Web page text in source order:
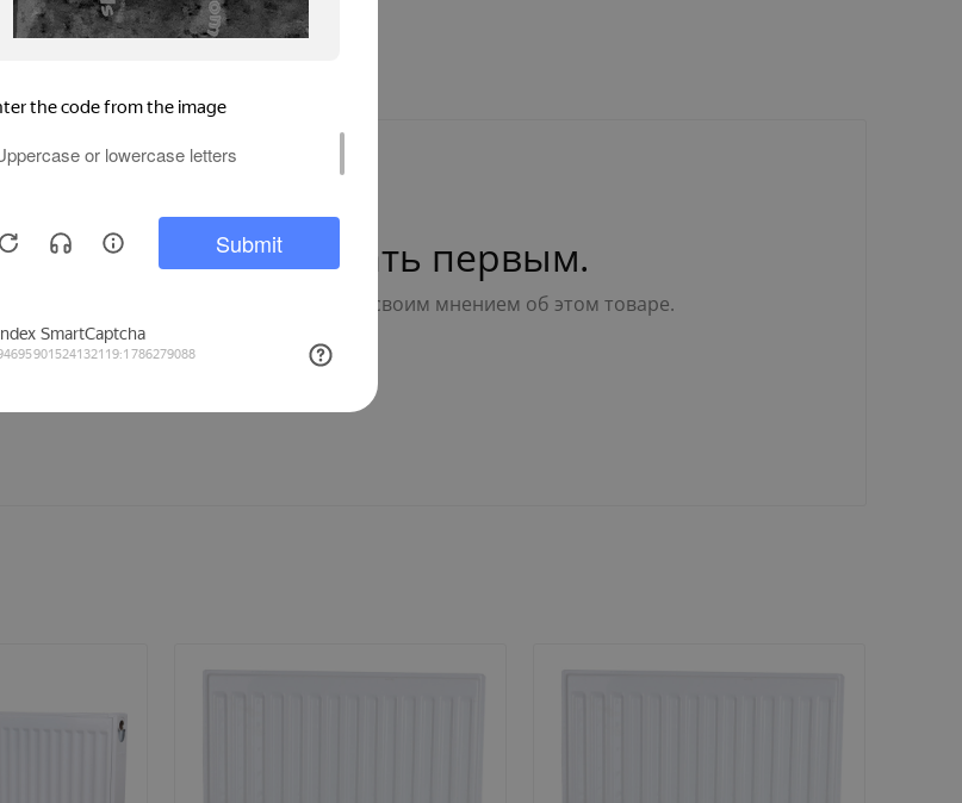
— ваш может стать первым.
- будьте первым, кто поделится своим мнением об этом товаре.
Написать отзыв